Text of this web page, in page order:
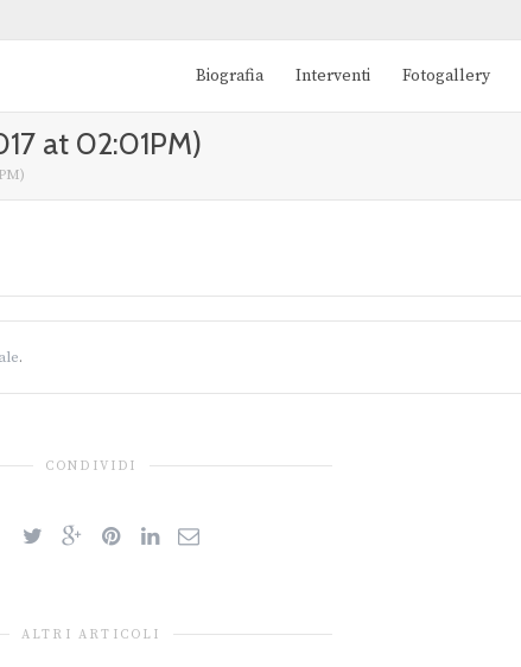
Biografia Interventi Fotogallery
at 02:01PM)
.
CONDIVIDI
ALTRI ARTICOLI